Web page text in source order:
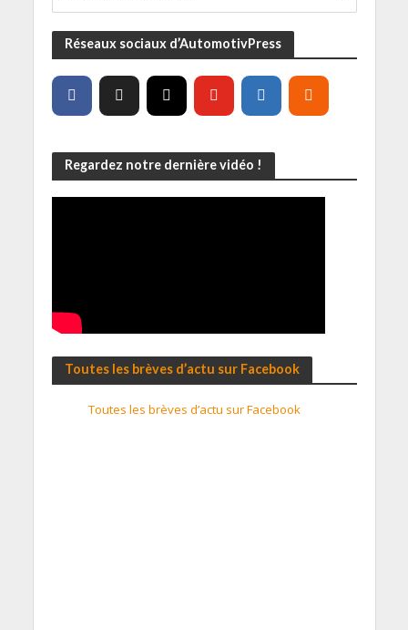
Réseaux sociaux d’AutomotivPress
Regardez notre dernière vidéo !
Toutes les brèves d’actu sur Facebook
Toutes les brèves d’actu sur Facebook